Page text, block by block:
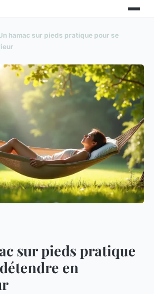
hamac sur pieds pratique pour se
sur pieds pratique
en